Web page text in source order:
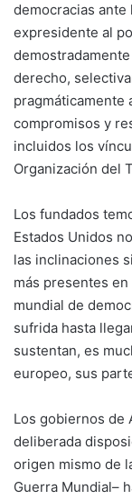
democracias
expresidente al
derecho,
pragmáticamente
compromisos y
incluidos los
Organización del
Los fundados
Estados Unidos
las inclinaciones
más presentes
mundial de
sufrida hasta
sustentan, es
europeo, sus
Los gobiernos de
deliberada
origen mismo de
Guerra Mundial–